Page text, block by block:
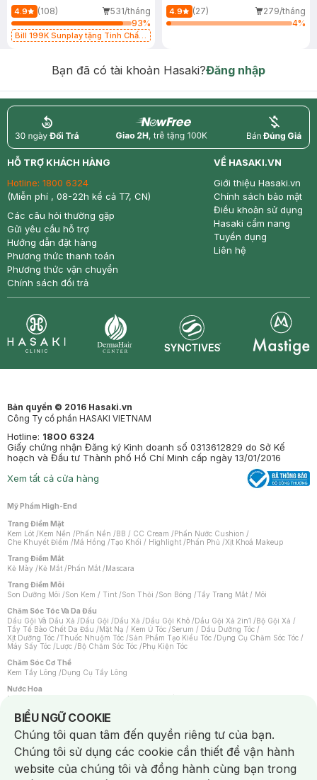
4.9 (108)
531/tháng
93%
Bill 199K Sunplay tặng Tinh Chất
4.9 (27)
279/tháng
4%
Bạn đã có tài khoản Hasaki?Đăng nhập
return nowfree price
HỖ TRỢ KHÁCH HÀNG
Hotline: 1800 6324
(Miễn phí , 08-22h kể cả T7, CN)
Các câu hỏi thường gặp
Gửi yêu cầu hỗ trợ
Hướng dẫn đặt hàng
Phương thức thanh toán
Phương thức vận chuyển
Chính sách đổi trả
VỀ HASAKI.VN
Giới thiệu Hasaki.vn
Chính sách bảo mật
Điều khoản sử dụng
Hasaki cẩm nang
Tuyển dụng
Liên hệ
Bản quyền © 2016 Hasaki.vn
Công Ty cổ phần HASAKI VIETNAM
Hotline: 1800 6324
Giấy chứng nhận Đăng ký Kinh doanh số 0313612829 do Sở Kế
hoạch và Đầu tư Thành phố Hồ Chí Minh cấp ngày 13/01/2016
Xem tất cả cửa hàng
Mỹ Phẩm High-End
Trang Điểm Mặt
Kem Lót /Kem Nền /Phấn Nền /BB / CC Cream /Phấn Nước Cushion /
Che Khuyết Điểm /Má Hồng /Tạo Khối / Highlight /Phấn Phủ /Xịt Khoá Makeup
Trang Điểm Mắt
Kẻ Mày /Kẻ Mắt /Phấn Mắt /Mascara
Trang Điểm Môi
Son Dưỡng Môi /Son Kem / Tint /Son Thỏi /Son Bóng /Tẩy Trang Mắt / Môi
Chăm Sóc Tóc Và Da Đầu
Dầu Gội Và Dầu Xả /Dầu Gội /Dầu Xả /Dầu Gội Khô /Dầu Gội Xả 2in1 /Bộ Gội Xả /
Tẩy Tế Bào Chết Da Đầu /Mặt Nạ / Kem Ủ Tóc /Serum / Dầu Dưỡng Tóc /
Xịt Dưỡng Tóc /Thuốc Nhuộm Tóc /Sản Phẩm Tạo Kiểu Tóc /Dụng Cụ Chăm Sóc Tóc /
Máy Sấy Tóc /Lược /Bộ Chăm Sóc Tóc /Phụ Kiện Tóc
Chăm Sóc Cơ Thể
Kem Tẩy Lông /Dụng Cụ Tẩy Lông
Nước Hoa
Nước Hoa Nữ
Chăm Sóc Cá Nhân
Chống Muỗi /Khẩu Trang /Máy Massage/Mặt Nạ Xông Hơi /Nước Rửa Tay/
Sản Phẩm Chăm Sóc Khác /Bàn Chải Đánh Răng /Bàn Chải Điện/
Hỗ Trợ Trắng Răng/Kem Đánh Răng /Máy Tăm Nước/ Nước Súc Miệng/
Tăm / Chỉ Nha Khoa/ Xịt Thơm Miệng / Dung Dịch Vệ Sinh/Dưỡng Vùng Kín/
Khăn Ướt Vệ Sinh Vùng Kín/Băng Vệ Sinh/Tampon/Bọt Cạo Râu /Dao Cạo Râu/
Máy Cạo Râu
BIỂU NGỮ COOKIE
Notice about cookies usage
Chúng tôi quan tâm đến quyền riêng tư của bạn.
Chúng tôi sử dụng các cookie cần thiết để vận hành
website của chúng tôi và đồng hành cùng bạn trong